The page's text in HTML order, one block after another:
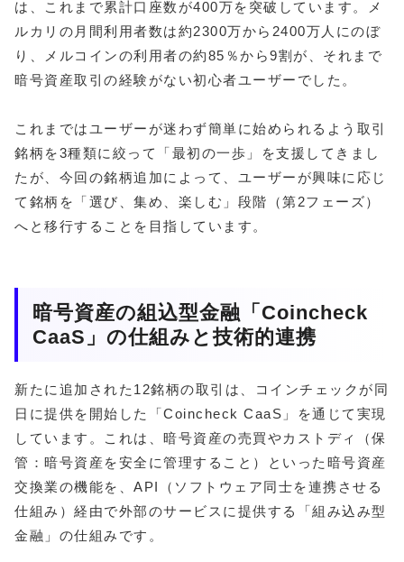
は、これまで累計口座数が400万を突破しています。メ
ルカリの月間利用者数は約2300万から2400万人にのぼ
り、メルコインの利用者の約85％から9割が、それまで
暗号資産取引の経験がない初心者ユーザーでした。
これまではユーザーが迷わず簡単に始められるよう取引
銘柄を3種類に絞って「最初の一歩」を支援してきまし
たが、今回の銘柄追加によって、ユーザーが興味に応じ
て銘柄を「選び、集め、楽しむ」段階（第2フェーズ）
へと移行することを目指しています。
暗号資産の組込型金融「Coincheck
CaaS」の仕組みと技術的連携
新たに追加された12銘柄の取引は、コインチェックが同
日に提供を開始した「Coincheck CaaS」を通じて実現
しています。これは、暗号資産の売買やカストディ（保
管：暗号資産を安全に管理すること）といった暗号資産
交換業の機能を、API（ソフトウェア同士を連携させる
仕組み）経由で外部のサービスに提供する「組み込み型
金融」の仕組みです。